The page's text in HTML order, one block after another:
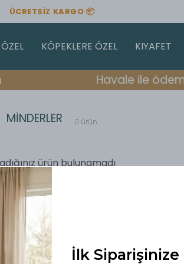
ÜCRETSIZ KARGO 📦
KÖPEKLERE ÖZEL KIYAFET
Havale ile
MİNDERLER 0 ürün
ürün bulunamadı
İlk Siparişinize